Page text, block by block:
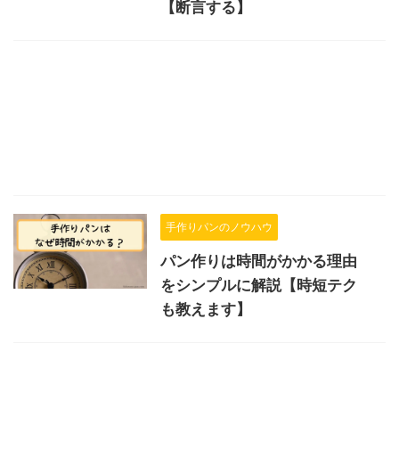
【断言する】
手作りパンのノウハウ
パン作りは時間がかかる理由
をシンプルに解説【時短テク
も教えます】